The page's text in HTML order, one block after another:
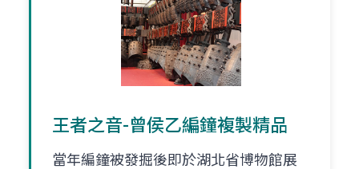
王者之音-曾侯乙編鐘複製精品
當年編鐘被發掘後即於湖北省博物館展